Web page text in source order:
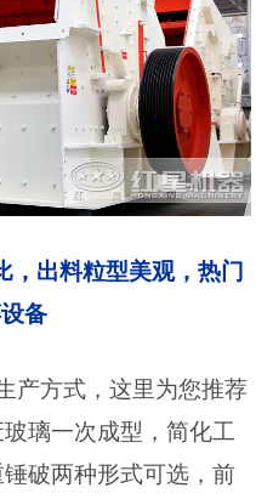
，出料粒型美观，热门
备
产方式，这里为您推荐
璃一次成型，简化工
破两种形式可选，前